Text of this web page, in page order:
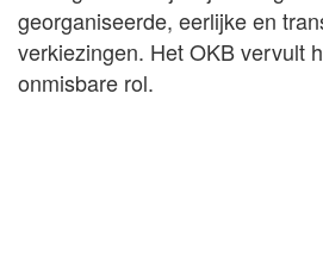
georganiseerde, eerlijke en
verkiezingen. Het OKB vervult
onmisbare rol.